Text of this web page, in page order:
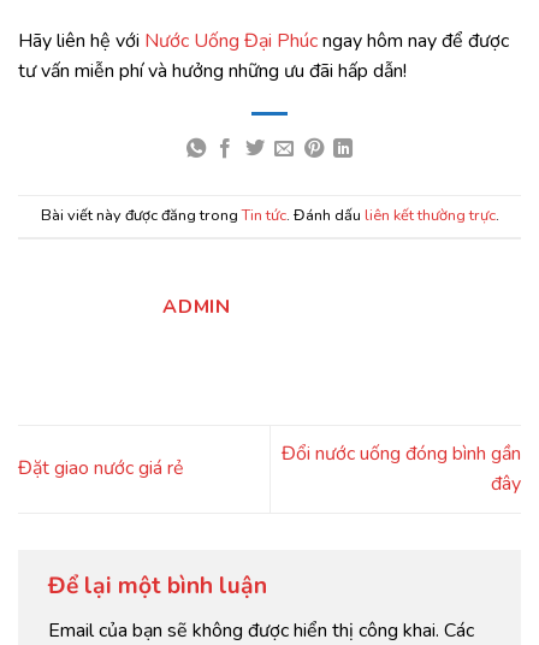
Hãy liên hệ với Nước Uống Đại Phúcngay hôm nay để được
tư vấn miễn phí và hưởng những ưu đãi hấp dẫn!
Bài viết này được đăng trongTin tức. Đánh dấu liên kết thường trực.
ADMIN
Đặt giao nước giá rẻ
Đổi nước uống đóng bình gần
đây
Để lại một bình luận
Email của bạn sẽ không được hiển thị công khai. Các